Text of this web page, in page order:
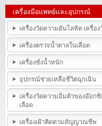
เครื่องมือแพทย์และอุปกรณ์
เครื่องวัดความดันโลหิต เครื่อ
เครื่องตรวจน้ำตาลในเลือด
เครื่องชั่งน้ำหนัก
อุปกรณ์ช่วยเหลือชีวิตฉุกเฉิน
เครื่องวัดความอิ่มตัวของอ๊อกซิ
เลือด
เครื่องเฝ้าติดตามสัญญาณชีพ